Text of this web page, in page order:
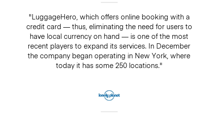
"LuggageHero, which offers online booking with a
credit card — thus, eliminating the need for users to
have local currency on hand — is one of the most
recent players to expand its services. In December
the company began operating in New York, where
today it has some 250 locations."